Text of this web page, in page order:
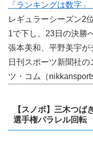
「ランキングは数字
レギュラーシーズン2
1で下し、23日の決勝
張本美和、平野美宇
日刊スポーツ新聞社
ツ・コム（
【スノボ】三木つ
選手権パラレル回転